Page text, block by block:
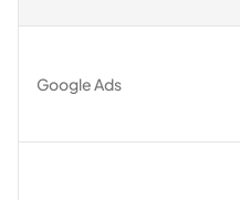
Google Ads